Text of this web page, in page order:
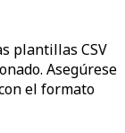
plantillas CSV
Asegúrese
el formato